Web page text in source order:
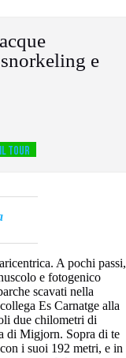
e
TOUR
A pochi passi,
e fotogenico
scavati nella
Es Carnatge alla
due chilometri di
di Migjorn. Sopra di te
i suoi 192 metri, e in